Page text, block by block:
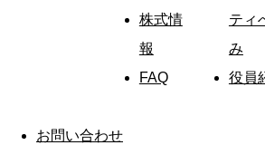
株式情
報
FAQ
ティ
み
役員
お問い合わせ